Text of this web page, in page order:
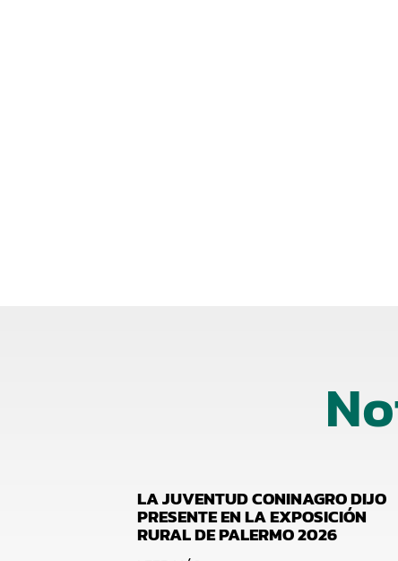
LA JUVENTUD CONINAGRO DIJO
PRESENTE EN LA EXPOSICIÓN
RURAL DE PALERMO 2026